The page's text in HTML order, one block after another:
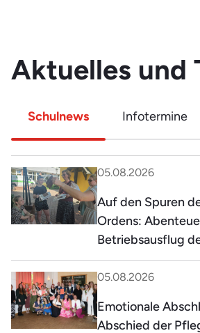
Aktuelles und
Schulnews Infotermine
05.08.2026
Auf den Spuren
Ordens:
Betriebsausflug
05.08.2026
Emotionale
Abschied der